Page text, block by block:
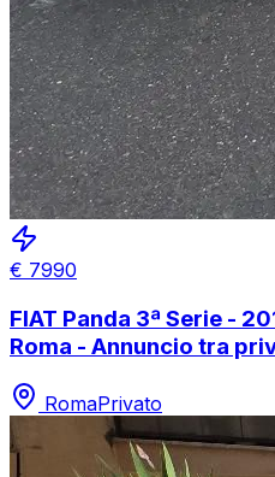
€ 7990
FIAT Panda 3ª Serie -
Roma - Annuncio tra
RomaPrivato